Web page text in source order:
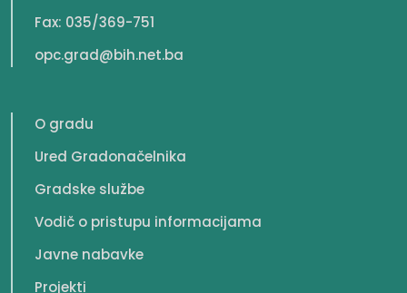
Fax: 035/369-751
opc.grad@bih.net.ba
O gradu
Ured Gradonačelnika
Gradske službe
Vodič o pristupu informacijama
Javne nabavke
Projekti